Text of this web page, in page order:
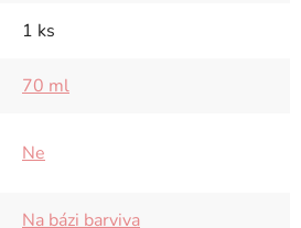
1 ks
70 ml
Ne
Na bázi barviva